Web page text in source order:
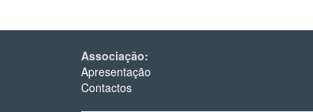
Associação:
Apresentação
Contactos